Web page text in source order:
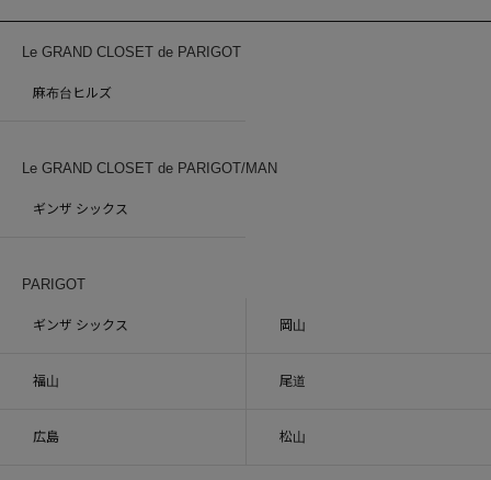
Le GRAND CLOSET de PARIGOT
麻布台ヒルズ
Le GRAND CLOSET de PARIGOT/MAN
ギンザ シックス
PARIGOT
ギンザ シックス 岡山
福山 尾道
広島 松山